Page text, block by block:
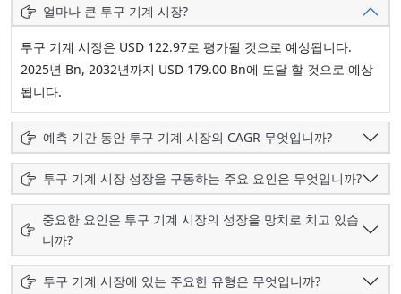
얼마나 큰 투구 기계 시장?
투구 기계 시장은 USD 122.97로 평가될 것으로 예상됩니다.
2025년 Bn, 2032년까지 USD 179.00 Bn에 도달 할 것으로 예상
됩니다.
예측 기간 동안 투구 기계 시장의 CAGR 무엇입니까?
투구 기계 시장 성장을 구동하는 주요 요인은 무엇입니까?
중요한 요인은 투구 기계 시장의 성장을 망치로 치고 있습
니까?
투구 기계 시장에 있는 주요한 유형은 무엇입니까?